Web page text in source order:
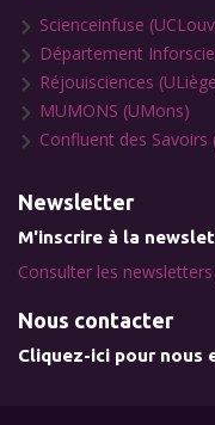
Scienceinfuse
Département
Réjouisciences
MUMONS (UMons)
Confluent des Savoirs
Newsletter
M'inscrire à la
Consulter les
Nous contacter
Cliquez-ici pour nous